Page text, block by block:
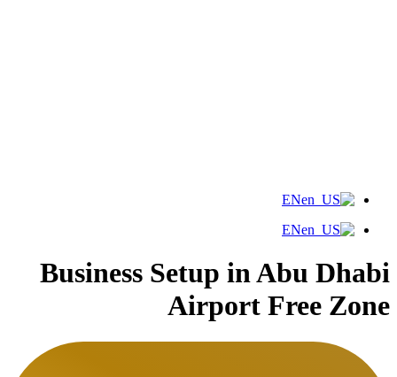
EN
EN
Business Setup in Abu Dhabi
Airport Free Zone